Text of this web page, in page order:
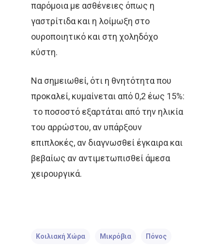
παρόμοια με ασθένειες όπως η
γαστρίτιδα και η λοίμωξη στο
ουροποιητικό και στη χοληδόχο
κύστη.
Να σημειωθεί, ότι η θνητότητα που
προκαλεί, κυμαίνεται από 0,2 έως 15%:
το ποσοστό εξαρτάται από την ηλικία
του αρρώστου, αν υπάρξουν
επιπλοκές, αν διαγνωσθεί έγκαιρα και
βεβαίως αν αντιμετωπισθεί άμεσα
χειρουργικά.
Κοιλιακή Χώρα Μικρόβια Πόνος
ΚΑΡΚΊΝΟΣ ΤΟΥ
ΠΌΝΟΣ ΤΕΣΤ ΠΑΠ
ΧΗΜΕΙΟΘΕΡΑΠΕΊΑ